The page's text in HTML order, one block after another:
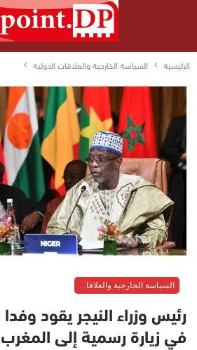
الرئيسية السياسة الخارجية والعلاقات الدولية
السياسة الخارجية والعلاقات الدولية
رئيس وزراء النيجر يقود
في زيارة رسمية إلى المغرب